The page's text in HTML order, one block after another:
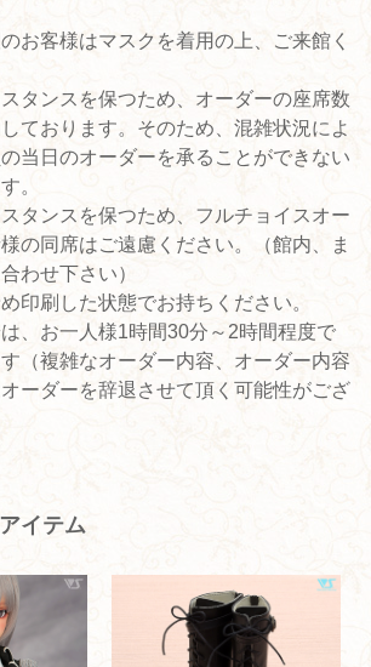
お客様はマスクを着用の上、ご来館く
スタンスを保つため、オーダーの座席数
ております。そのため、混雑状況によ
当日のオーダーを承ることができない
。
スタンスを保つため、フルチョイスオー
の同席はご遠慮ください。（館内、ま
わせ下さい）
印刷した状態でお持ちください。
は、お一人様1時間30分～2時間程度で
（複雑なオーダー内容、オーダー内容
ーダーを辞退させて頂く可能性がござ
イテム